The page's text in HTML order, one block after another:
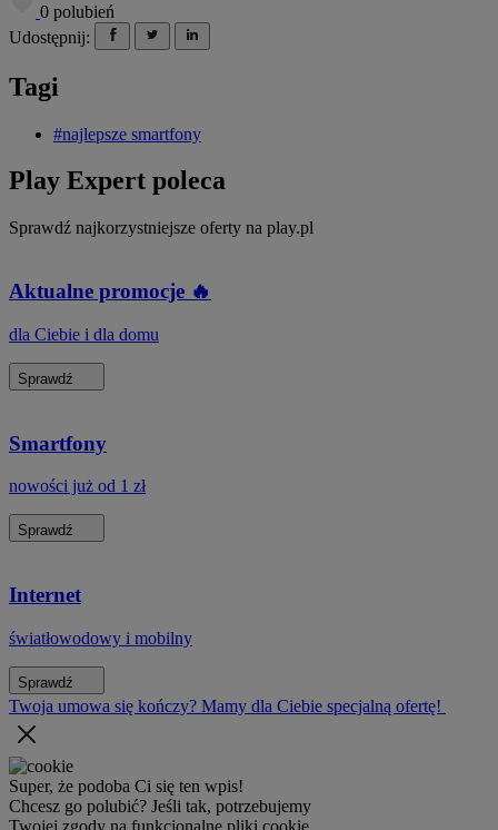
0 polubień
Udostępnij:
Tagi
#najlepsze smartfony
Play Expert poleca
Sprawdź najkorzystniejsze oferty na play.pl
Aktualne promocje 🔥
dla Ciebie i dla domu
Sprawdź
Smartfony
nowości już od 1 zł
Sprawdź
Internet
światłowodowy i mobilny
Sprawdź
Twoja umowa się kończy? Mamy dla Ciebie specjalną ofertę!
Super, że podoba Ci się ten wpis!
Chcesz go polubić? Jeśli tak, potrzebujemy
Twojej zgody na funkcjonalne pliki cookie.